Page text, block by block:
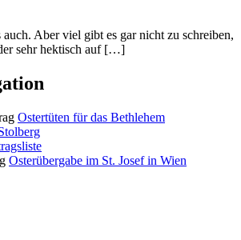
auch. Aber viel gibt es gar nicht zu schreiben,
sehr hektisch auf […]
Ostertüten für das Bethlehem
Osterübergabe im St. Josef in Wien